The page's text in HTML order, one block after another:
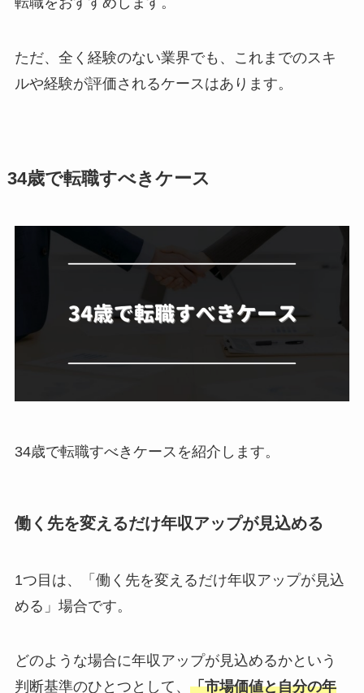
ただ、全く経験のない業界でも、これまでのスキ
ルや経験が評価されるケースはあります。
34歳で転職すべきケース
34歳で転職すべきケースを紹介します。
働く先を変えるだけ年収アップが見込める
1つ目は、「働く先を変えるだけ年収アップが見込
める」場合です。
どのような場合に年収アップが見込めるかという
判断基準のひとつとして、 「市場価値と自分の年